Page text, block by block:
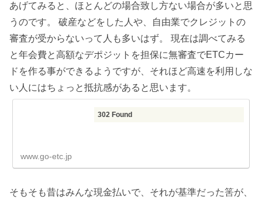
あげてみると、ほとんどの場合致し方ない場合が多いと思
うのです。 破産などをした人や、自由業でクレジットの
審査が受からないって人も多いはず。 現在は調べてみる
と年会費と高額なデポジットを担保に無審査でETCカー
ドを作る事ができるようですが、それほど高速を利用しな
い人にはちょっと抵抗感があると思います。
302 Found
www.go-etc.jp
そもそも昔はみんな現金払いで、それが基準だった筈が、